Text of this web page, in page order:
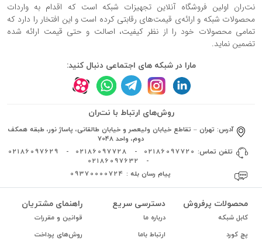
نت‌ران اولین فروشگاه آنلاین تجهیزات شبکه است که اقدام به واردات
محصولات شبکه و ارائه‌ی قیمت‌های رقابتی کرده است و این افتخار را دارد که
تمامی محصولات خود را از نظر کیفیت، اصالت و حتی قیمت ارائه شده
تضمین نماید.
مارا در شبکه های اجتماعی دنبال کنید:
روش‌های ارتباط با نت‌ران
آدرس: تهران – تقاطع خیابان ولیعصر و خیابان طالقانی، پاساژ نور، طبقه همکف
دوم، واحد 7048
تلفن تماس: 02186097720
-
02186097728
-
02186097629
-
02186097632
پیام رسان بله : 09370000724
محصولات پرفروش
کابل شبکه
پچ کورد
دسترسی سریع
درباره ما
ارتباط باما
راهنمای مشتریان
قوانین و مقررات
روش‌های پرداخت